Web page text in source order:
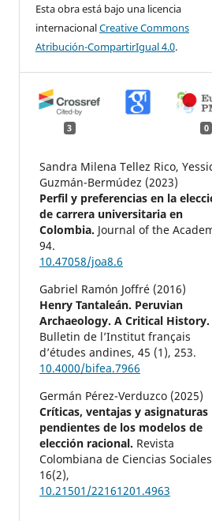
Esta obra está bajo una licencia
internacionalCreative Commons
Atribución-CompartirIgual 4.0.
3 0
Sandra Milena Tellez Rico,
Guzmán-Bermúdez (2023)
Perfil y preferencias en la
de carrera universitaria en
Colombia. Journal of the
94.
10.47058/joa8.6
Gabriel Ramón Joffré (2016)
Henry Tantaleán. Peruvian
Archaeology. A Critical History.
Bulletin de l’Institut français
d’études andines,45 (1),253.
10.4000/bifea.7966
Germán Pérez-Verduzco (2025)
Críticas, ventajas y asignaturas
pendientes de los modelos de
elección racional. Revista
Colombiana de Ciencias
16(2),
10.21501/22161201.4963